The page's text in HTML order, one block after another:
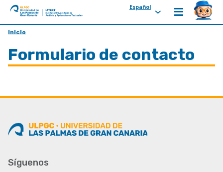
ULPGC
Ir
inicio
de
Español
Inicio
Formulario de contacto
Síguenos